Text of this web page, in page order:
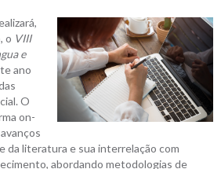
o VIII
e
ano
O
on-
da literatura e sua interrelação com
abordando metodologias de